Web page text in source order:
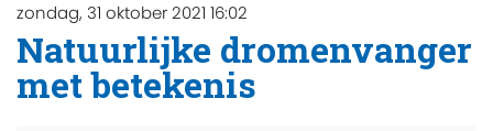
zondag, 31 oktober 2021 16:02
Natuurlijke dromenvanger
met betekenis